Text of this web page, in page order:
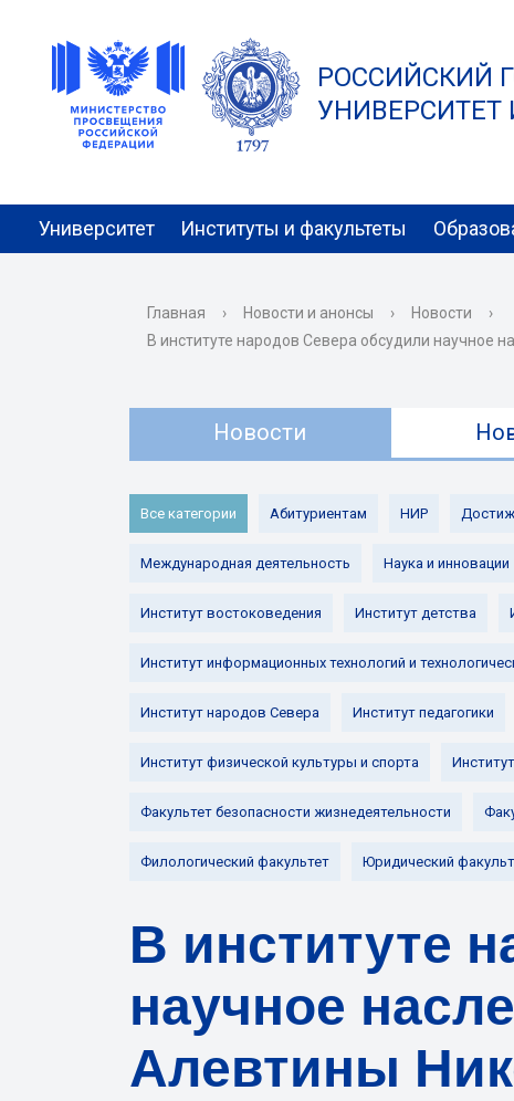
РОССИЙСКИЙ
УНИВЕРСИТЕТ
Университет Институты и факультеты
Главная › Новости и анонсы › Новости
›
В институте народов Севера обсудили
Новости
Все категории Абитуриентам НИР
Международная деятельность Наука и инновации
Институт востоковедения Институт детства
Институт информационных технологий и
Институт народов Севера Институт педагогики
Институт физической культуры и спорта
Факультет безопасности жизнедеятельности
Филологический факультет Юридический
В институте
научное
Алевтины